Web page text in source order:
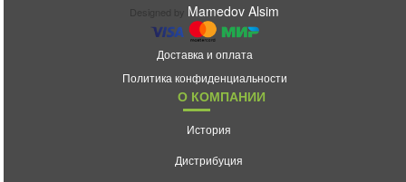
Designed by Mamedov Alsim
Доставка и оплата
Политика конфиденциальности
О КОМПАНИИ
История
Дистрибуция